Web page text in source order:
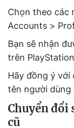
Chọn theo các
Accounts >
Bạn sẽ nhận
trên
Hãy đồng ý với
tên người dùng
Chuyển đổi
cũ